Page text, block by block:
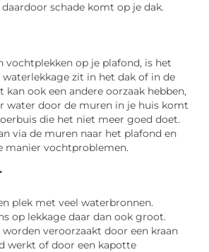
schade komt op je dak.
vochtplekken op je plafond, is het
waterlekkage zit in het dak of in de
kan ook een andere oorzaak hebben,
water door de muren in je huis komt
die het niet meer goed doet.
via de muren naar het plafond en
manier vochtproblemen.
plek met veel waterbronnen.
op lekkage daar dan ook groot.
veroorzaakt door een kraan
werkt of door een kapotte